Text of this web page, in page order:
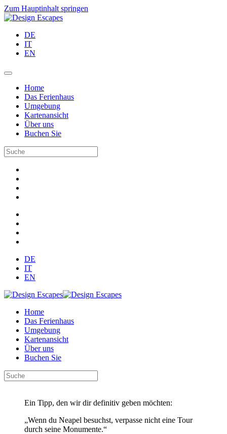
Zum Hauptinhalt springen
DE
IT
EN
Home
Das Ferienhaus
Umgebung
Kartenansicht
Über uns
Buchen Sie
DE
IT
EN
Home
Das Ferienhaus
Umgebung
Kartenansicht
Über uns
Buchen Sie
Ein Tipp, den wir dir definitiv geben möchten:
„Wenn du Neapel besuchst, verpasse nicht eine Tour
durch seine Monumente.“